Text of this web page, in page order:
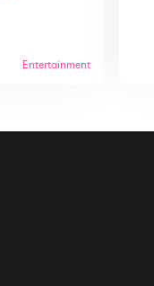
Entertainment